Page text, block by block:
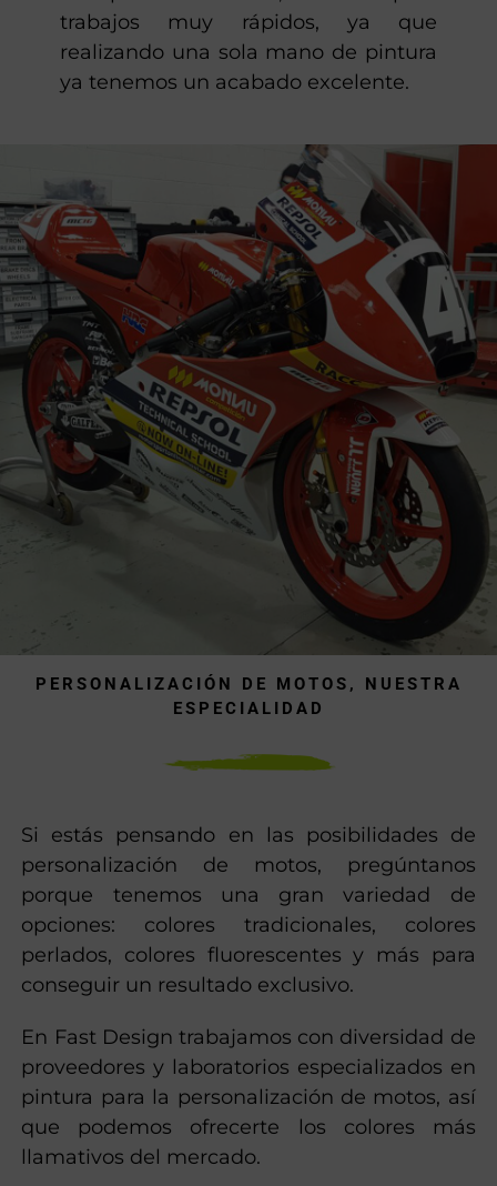
no necesita barniz después de la
pintura, porque ya trae el brillo
incorporado. Por eso, es ideal para
trabajos muy rápidos, ya que
ya tenemos un acabado excelente.
PERSONALIZACIÓN DE MOTOS, NUESTRA
Si estás pensando en las posibilidades de
personalización de motos, pregúntanos
porque tenemos una gran variedad de
opciones: colores tradicionales, colores
perlados, colores fluorescentes y más para
conseguir un resultado exclusivo.
En Fast Design trabajamos con diversidad de
proveedores y laboratorios especializados en
pintura para la personalización de motos, así